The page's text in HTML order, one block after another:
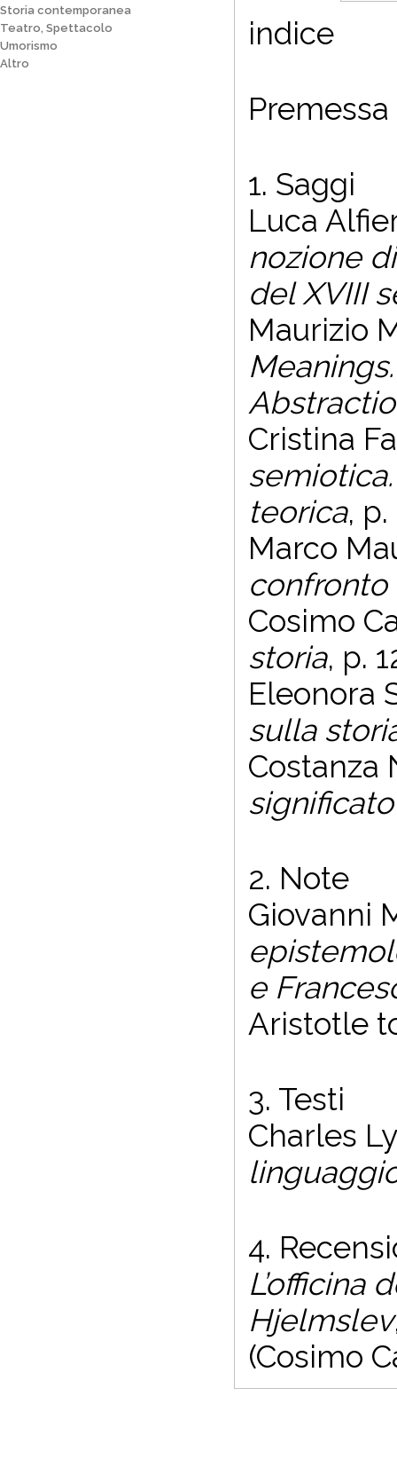
Storia contemporanea
Teatro, Spettacolo
Umorismo
Altro
indice
1. Saggi
Luca
nozione
del XVIII
Maurizio
Cristina
teorica, p.
Marco
confronto
Cosimo
storia, p.
Eleonora
sulla
Costanza
2. Note
Giovanni
e
Aristotle
3. Testi
Charles
4.
L’officina
Hjelmslev
(Cosimo